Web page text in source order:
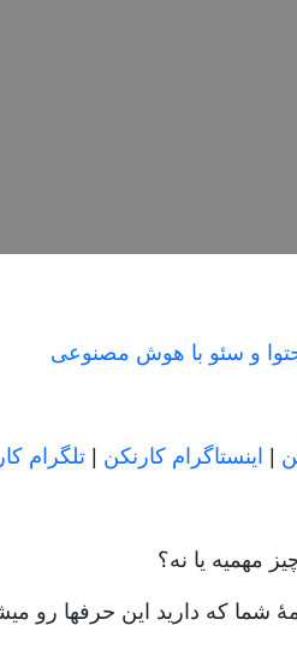
و سئو با هوش مصنوعی
| اینستاگرام کارنکن | تلگرام
مهمیه یا نه؟
شما که دارید این حرفها رو